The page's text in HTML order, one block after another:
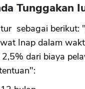
Tunggakan
sebagai berikut:
Inap dalam
dari biaya